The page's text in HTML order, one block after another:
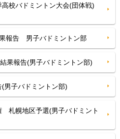
校バドミントン大会(団体戦)
報告 男子バドミントン部
果報告(男子バドミントン部)
男子バドミントン部)
幌地区予選(男子バドミント